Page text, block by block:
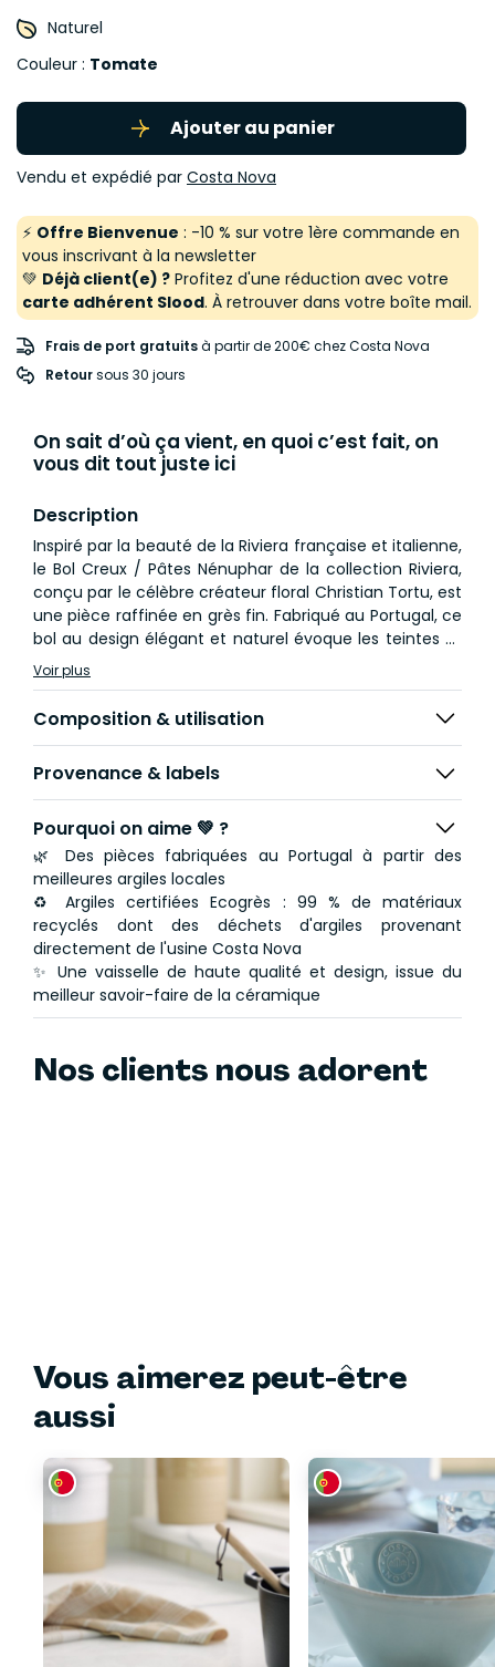
Naturel
Couleur : Tomate
Ajouter au panier
Vendu et expédié par Costa Nova
⚡ Offre Bienvenue : -10 % sur votre 1ère commande en
vous inscrivant à la newsletter
💚 Déjà client(e) ? Profitez d'une réduction avec votre
carte adhérent Slood. À retrouver dans votre boîte mail.
Frais de port gratuitsà partir de 200€ chez Costa Nova
Retour sous 30 jours
On sait d’où ça vient, en quoi c’est fait, on
vous dit tout juste ici
Description
Inspiré par la beauté de la Riviera française et italienne,
le Bol Creux / Pâtes Nénuphar de la collection Riviera,
conçu par le célèbre créateur floral Christian Tortu, est
une pièce raffinée en grès fin. Fabriqué au Portugal, ce
bol au design élégant et naturel évoque les teintes et
les formes de la région méditerranéenne. Avec un
diamètre de 21,7 cm et une capacité de 0,91 L, il est
parfait pour servir des pâtes, des soupes ou des plats
généreux. Un choix idéal pour apporter une touche de
Voir plus
Composition & utilisation
Provenance & labels
Pourquoi on aime 💚 ?
🌿 Des pièces fabriquées au Portugal à partir des
meilleures argiles locales
♻️ Argiles certifiées Ecogrès : 99 % de matériaux
recyclés dont des déchets d'argiles provenant
directement de l'usine Costa Nova
✨ Une vaisselle de haute qualité et design, issue du
meilleur savoir-faire de la céramique
Nos clients nous adorent
Vous aimerez peut-être
aussi